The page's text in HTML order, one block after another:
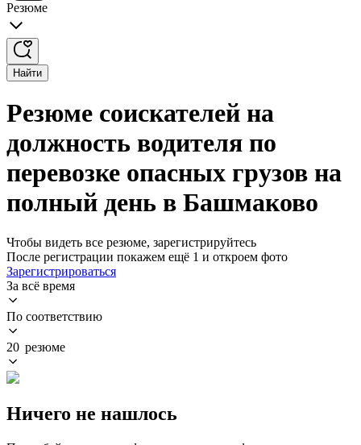
Резюме
Найти
Резюме соискателей на
должность водителя по
перевозке опасных грузов на
полный день в Башмаково
Чтобы видеть все резюме, зарегистрируйтесь
После регистрации покажем ещё 1 и откроем фото
Зарегистрироваться
За всё время
По соответствию
20 резюме
Ничего не нашлось